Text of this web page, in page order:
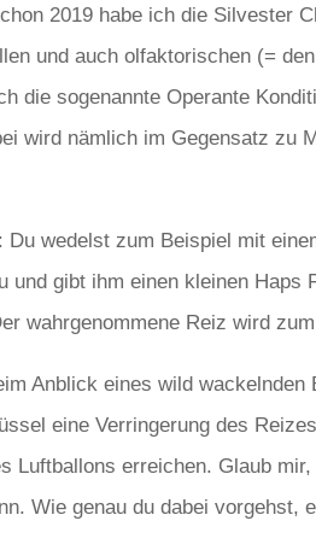
2019 habe ich die Silvester
und auch olfaktorischen (=
die sogenannte Operante
wird nämlich im Gegensatz zu
wedelst zum Beispiel mit
gibt ihm einen kleinen
wahrgenommene Reiz wird
Anblick eines wild
eine Verringerung des
Luftballons erreichen. Glaub
Wie genau du dabei vorgehst,